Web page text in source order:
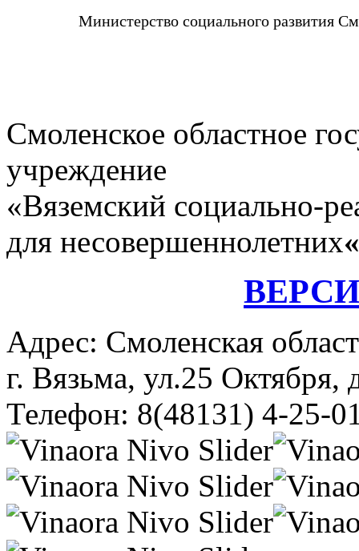
Министерство социального развития
Смоленское областное
учреждение
«Вяземский социально-
для несовершеннолетних
Адрес: Смоленская
г. Вязьма, ул.25 Октября,
Телефон: 8(48131) 4-25-